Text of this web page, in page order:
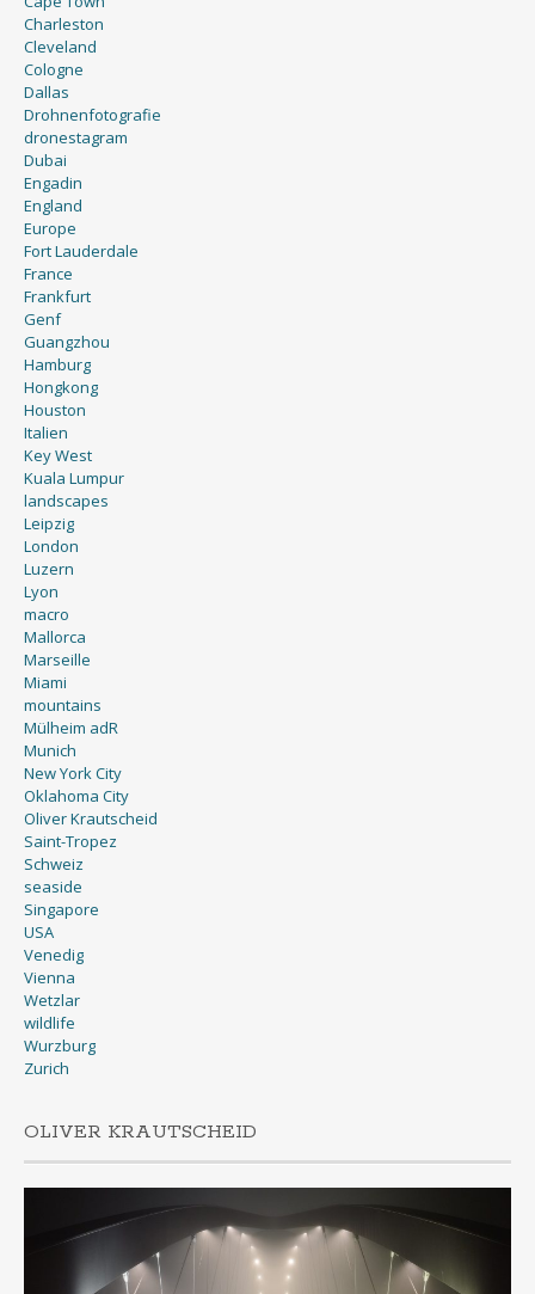
Charleston
Cleveland
Cologne
Dallas
Drohnenfotografie
dronestagram
Dubai
Engadin
England
Europe
Fort Lauderdale
France
Frankfurt
Genf
Guangzhou
Hamburg
Hongkong
Houston
Italien
Key West
Kuala Lumpur
landscapes
Leipzig
London
Luzern
Lyon
macro
Mallorca
Marseille
Miami
mountains
Mülheim adR
Munich
New York City
Oklahoma City
Oliver Krautscheid
Saint-Tropez
Schweiz
seaside
Singapore
USA
Venedig
Vienna
Wetzlar
wildlife
Wurzburg
Zurich
OLIVER KRAUTSCHEID